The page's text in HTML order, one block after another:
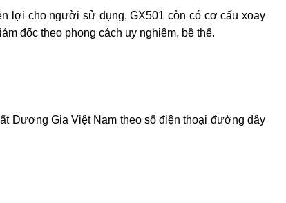
lợi cho người sử dụng, GX501 còn có cơ cấu xoay
đốc theo phong cách uy nghiêm, bề thế.
Dương Gia Việt Nam theo số điện thoại đường dây